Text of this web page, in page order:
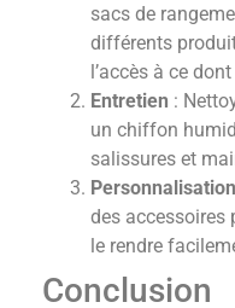
sacs de
différents
l’accès à ce
Entretien :
un chiffon
salissures et
Personnalisation
des accessoires
le rendre
Conclusion